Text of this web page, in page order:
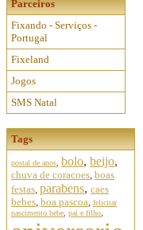
Parceiros
Fixando - Serviços -
Portugal
Fixeland
Jogos
SMS Natal
Tags
postal de anos bolo, beijo,
chuva de coracoes, boas
festas, parabens, caes
bebes, boa pascoa, felicitar
nascimento bebe pai e filho